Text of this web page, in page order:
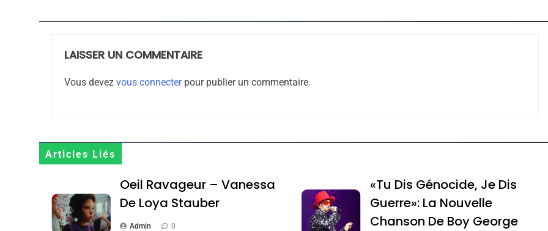
LAISSER UN COMMENTAIRE
Vous devez vous connecterpour publier un commentaire.
Articles Liés
Oeil Ravageur – Vanessa
De Loya Stauber
Admin 0
«Tu Dis Génocide, Je Dis
Guerre»: La Nouvelle
Chanson De Boy George
Terroir